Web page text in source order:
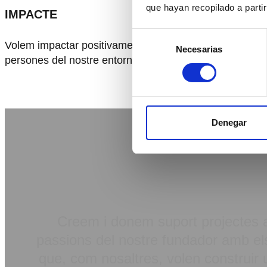
que hayan recopilado a
de
consentimiento
Necesarias
Denegar
IMPACTE
Volem impactar positivament a la vida de les
persones del nostre entorn.